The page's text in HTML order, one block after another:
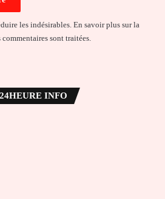
les indésirables. En savoir plus sur la
sont traitées
INFO